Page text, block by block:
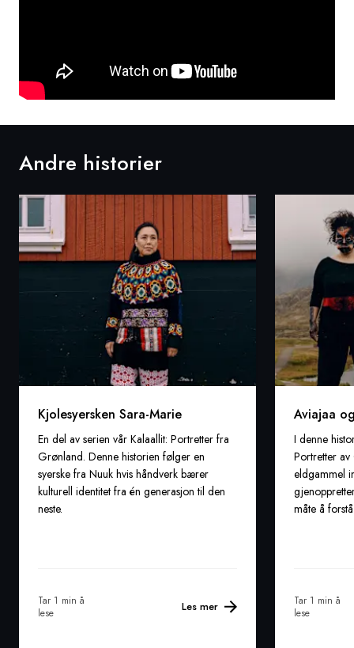
Andre historier
Kjolesyersken Sara-Marie
En del av serien vår Kalaallit: Portretter fra
Grønland. Denne historien følger en
syerske fra Nuuk hvis håndverk bærer
kulturell identitet fra én generasjon til den
neste.
Tar 1 min å
lese
Les mer
Aviajaa
I denne
Portretter
eldgammel
måte å
Tar 1 min å
lese